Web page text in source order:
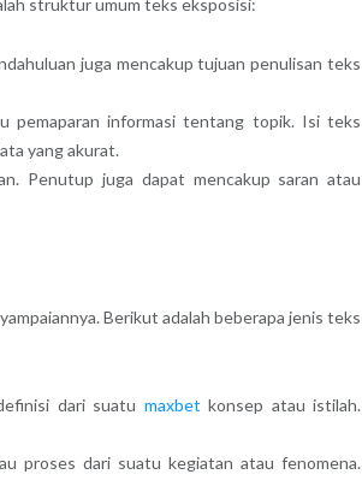
juga mencakup tujuan penulisan teks
pemaparan informasi tentang topik. Isi teks
yang akurat.
Penutup juga dapat mencakup saran atau
Berikut adalah beberapa jenis teks
dari suatu maxbet konsep atau istilah.
proses dari suatu kegiatan atau fenomena.